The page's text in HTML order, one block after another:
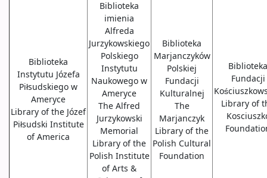
Biblioteka
Instytutu Józefa
Piłsudskiego w
Ameryce
Library of the Józef
Piłsudski Institute
of America
Biblioteka
imienia
Alfreda
Jurzykowskiego
Polskiego
Instytutu
Naukowego w
Ameryce
The Alfred
Jurzykowski
Memorial
Library of the
Polish Institute
of Arts &
Biblioteka
Marjanczyków
Polskiej
Fundacji
Kulturalnej
The
Marjanczyk
Library of the
Polish Cultural
Foundation
Biblioteka
Fundacji
Library of